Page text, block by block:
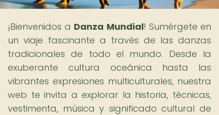
¡Bienvenidos a Danza Mundial! Sumérgete en
un viaje fascinante a través de las danzas
tradicionales de todo el mundo. Desde la
exuberante cultura oceánica hasta las
vibrantes expresiones multiculturales, nuestra
web te invita a explorar la historia, técnicas,
vestimenta, música y significado cultural de